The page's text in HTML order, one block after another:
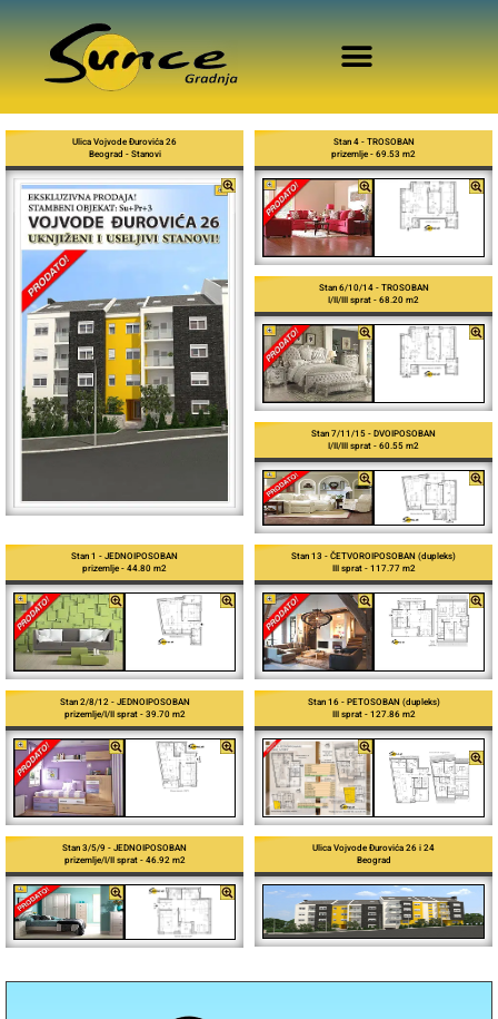
Ulica Vojvode Đurovića 26
Beograd - Stanovi
Stan 4 - TROSOBAN
prizemlje - 69.53 m2
Stan 6/10/14 - TROSOBAN
I/II/III sprat - 68.20 m2
Stan 7/11/15 - DVOIPOSOBAN
I/II/III sprat - 60.55 m2
Stan 1 - JEDNOIPOSOBAN
prizemlje - 44.80 m2
Stan 2/8/12 - JEDNOIPOSOBAN
prizemlje/I/II sprat - 39.70 m2
Stan 3/5/9 - JEDNOIPOSOBAN
prizemlje/I/II sprat - 46.92 m2
Stan 13 - ČETVOROIPOSOBAN (dupleks)
III sprat - 117.77 m2
Stan 16 - PETOSOBAN (dupleks)
III sprat - 127.86 m2
Ulica Vojvode Đurovića 26 i 24
Beograd